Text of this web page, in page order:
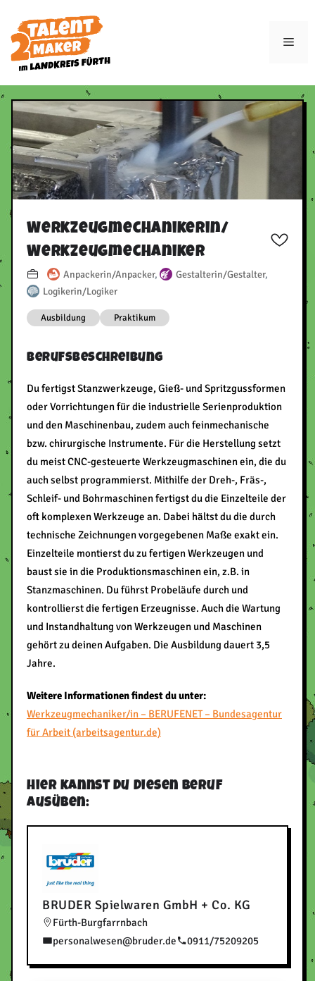
Inhalt
springen
Werkzeugmechanikerin/​
Werkzeugmechaniker
Anpackerin/Anpacker, Gestalterin/Gestalter,
Logikerin/Logiker
Ausbildung Praktikum
Berufsbeschreibung
Du fertigst Stanzwerkzeuge, Gieß- und Spritzgussformen
oder Vorrichtungen für die industrielle Serienproduktion
und den Maschinenbau, zudem auch feinmechanische
bzw. chirurgische Instrumente. Für die Herstellung setzt
du meist CNC-gesteuerte Werkzeugmaschinen ein, die du
auch selbst programmierst. Mithilfe der Dreh-, Fräs-,
Schleif- und Bohrmaschinen fertigst du die Einzelteile der
oft komplexen Werkzeuge an. Dabei hältst du die durch
technische Zeichnungen vorgegebenen Maße exakt ein.
Einzelteile montierst du zu fertigen Werkzeugen und
baust sie in die Produktionsmaschinen ein, z.B. in
Stanzmaschinen. Du führst Probeläufe durch und
kontrollierst die fertigen Erzeugnisse. Auch die Wartung
und Instandhaltung von Werkzeugen und Maschinen
gehört zu deinen Aufgaben. Die Ausbildung dauert 3,5
Jahre.
Weitere Informationen findest du unter:
Werkzeugmechaniker/in – BERUFENET – Bundesagentur
für Arbeit (arbeitsagentur.de)
Hier kannst du diesen Beruf
ausüben:
BRUDER Spielwaren GmbH + Co. KG
Fürth-Burgfarrnbach
personalwesen@bruder.de
0911/75209205